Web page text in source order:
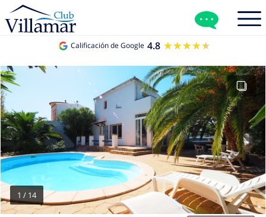
Calificación de Google 4.8 ★★★★★
★★★★★
1 / 14